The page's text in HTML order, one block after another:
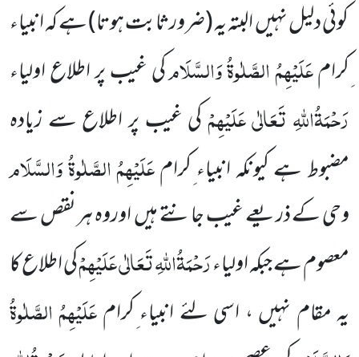
کوئی دلیل نہیں البتہ یہ(ضرورثابت ہوتا)ہے کہ انبیاء
ِکرامعَلَیْہِمُ الصَّلٰوۃُ وَالسَّلَامکی غیب پر اطلاع اولیاء
رَحْمَۃُاللّٰہِ تَعَالٰی عَلَیْہِمْکی غیب پر اطلاع سے زیادہ
مضبوط ہے کیونکہ انبیاء ِکرامعَلَیْہِمُ الصَّلٰوۃُ وَالسَّلَام
وحی کے ذریعے غیب جانتے ہیں اوروہ ہر نقص سے
معصوم ہے جبکہ اولیاءرَحْمَۃُاللّٰہِ تَعَالٰی عَلَیْہِمْکی اطلاع کا
یہ مقام نہیں ، اسی لئے انبیاء ِکرامعَلَیْہِمُ الصَّلٰوۃُ